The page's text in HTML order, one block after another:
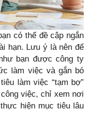
có thể đề cập ngắn
hạn. Lưu ý là nên để
bạn được công ty
làm việc và gắn bó
làm việc “tạm bợ”
việc, chỉ xem nơi
hiện mục tiêu lâu